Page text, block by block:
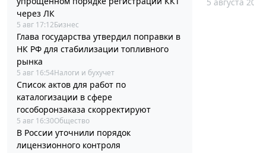
через ЛК
5 авг 17:12Бизнес
Глава государства утвердил поправки в
НК РФ для стабилизации топливного
рынка
5 авг 16:54Налоги и бухучет
Список актов для работ по
каталогизации в сфере
гособоронзаказа скорректируют
5 авг 16:30Общество
В России уточнили порядок
лицензионного контроля